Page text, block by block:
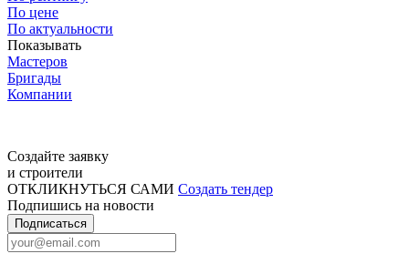
По цене
По актуальности
Показывать
Мастеров
Бригады
Компании
Создайте заявку
и строители
ОТКЛИКНУТЬСЯ САМИ Создать тендер
Подпишись на новости
Подписаться